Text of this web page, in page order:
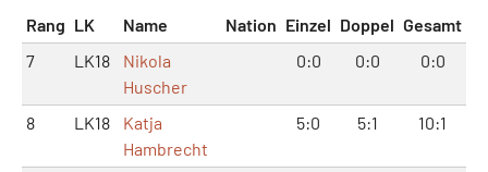
Rang LK Name Nation Einzel Doppel Gesamt
7
LK18
Nikola
Huscher
0:0 0:0 0:0
8 LK18
Katja
Hambrecht
5:0 5:1 10:1